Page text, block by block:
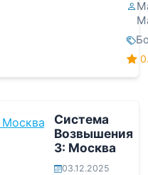
Система
Возвышения
3: Москва
03.12.2025